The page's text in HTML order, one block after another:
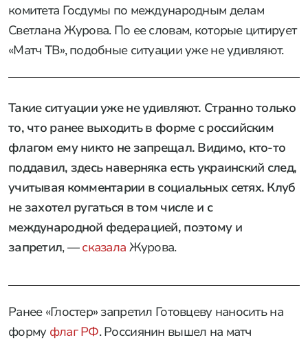
комитета Госдумы по международным делам
Светлана Журова. По ее словам, которые цитирует
«Матч ТВ», подобные ситуации уже не удивляют.
Такие ситуации уже не удивляют. Странно только
то, что ранее выходить в форме с российским
флагом ему никто не запрещал. Видимо, кто‑то
поддавил, здесь наверняка есть украинский след,
учитывая комментарии в социальных сетях. Клуб
не захотел ругаться в том числе и с
международной федерацией, поэтому и
запретил, —сказала Журова.
Ранее «Глостер» запретил Готовцеву наносить на
форму флаг РФ. Россиянин вышел на матч